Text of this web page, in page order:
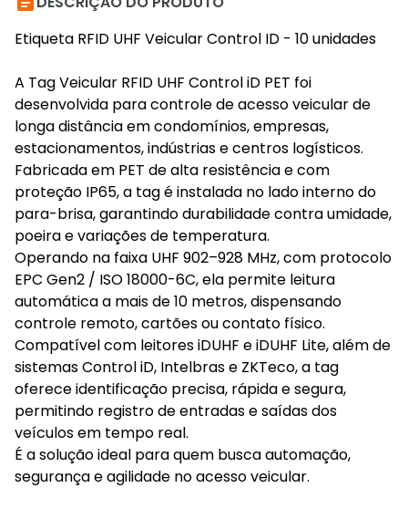
Etiqueta RFID UHF Veicular Control ID - 10 unidades
A Tag Veicular RFID UHF Control iD PET foi
desenvolvida para controle de acesso veicular de
longa distância em condomínios, empresas,
estacionamentos, indústrias e centros logísticos.
Fabricada em PET de alta resistência e com
proteção IP65, a tag é instalada no lado interno do
para-brisa, garantindo durabilidade contra umidade,
poeira e variações de temperatura.
Operando na faixa UHF 902–928 MHz, com protocolo
EPC Gen2 / ISO 18000-6C, ela permite leitura
automática a mais de 10 metros, dispensando
controle remoto, cartões ou contato físico.
Compatível com leitores iDUHF e iDUHF Lite, além de
sistemas Control iD, Intelbras e ZKTeco, a tag
oferece identificação precisa, rápida e segura,
permitindo registro de entradas e saídas dos
veículos em tempo real.
É a solução ideal para quem busca automação,
segurança e agilidade no acesso veicular.